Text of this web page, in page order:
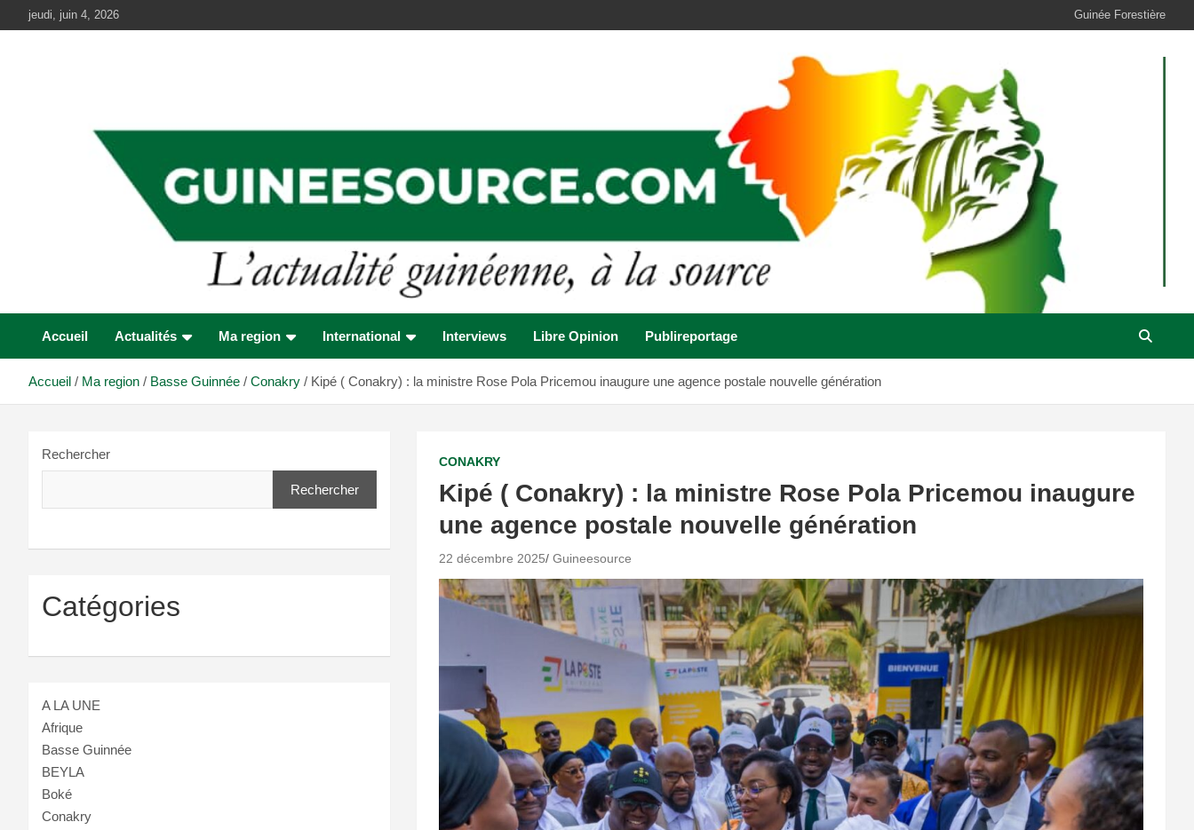
au
jeudi, juin 4, 2026 Guinée Forestière
Accueil Actualités Ma region International Interviews Libre Opinion Publireportage
Accueil Ma region Basse Guinnée Conakry Kipé ( Conakry) : la ministre Rose Pola Pricemou inaugure une agence postale nouvelle génération
CONAKRY
Kipé ( Conakry) : la ministre Rose Pola Pricemou inaugure
une agence postale nouvelle génération
22 décembre 2025 Guineesource
Rechercher
Rechercher
Catégories
A LA UNE
Afrique
Basse Guinnée
BEYLA
Boké
Conakry